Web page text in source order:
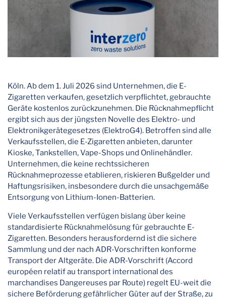
Köln. Ab dem 1. Juli 2026 sind Unternehmen, die E-
Zigaretten verkaufen, gesetzlich verpflichtet, gebrauchte
Geräte kostenlos zurückzunehmen. Die Rücknahmepflicht
ergibt sich aus der jüngsten Novelle des Elektro- und
Elektronikgerätegesetzes (ElektroG4). Betroffen sind alle
Verkaufsstellen, die E-Zigaretten anbieten, darunter
Kioske, Tankstellen, Vape-Shops und Onlinehändler.
Unternehmen, die keine rechtssicheren
Rücknahmeprozesse etablieren, riskieren Bußgelder und
Haftungsrisiken, insbesondere durch die unsachgemäße
Entsorgung von Lithium-Ionen-Batterien.
Viele Verkaufsstellen verfügen bislang über keine
standardisierte Rücknahmelösung für gebrauchte E-
Zigaretten. Besonders herausfordernd ist die sichere
Sammlung und der nach ADR-Vorschriften konforme
Transport der Altgeräte. Die ADR-Vorschrift (Accord
européen relatif au transport international des
marchandises Dangereuses par Route) regelt EU-weit die
sichere Beförderung gefährlicher Güter auf der Straße, zu